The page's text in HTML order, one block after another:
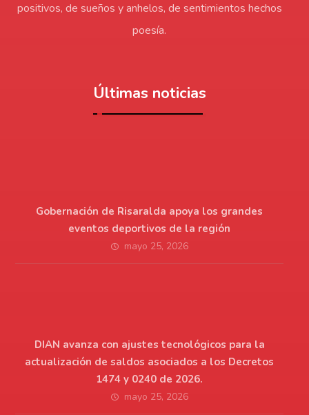
positivos, de sueños y anhelos, de sentimientos hechos
poesía.
Últimas noticias
Gobernación de Risaralda apoya los grandes
eventos deportivos de la región
mayo 25, 2026
DIAN avanza con ajustes tecnológicos para la
actualización de saldos asociados a los Decretos
1474 y 0240 de 2026.
mayo 25, 2026